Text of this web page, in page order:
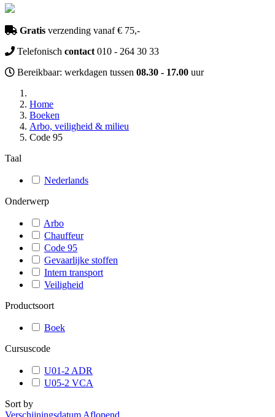
Gratis verzending vanaf € 75,-
Telefonisch contact 010 - 264 30 33
Bereikbaar: werkdagen tussen 08.30 - 17.00 uur
Home
Boeken
Arbo, veiligheid & milieu
Code 95
Taal
Nederlands
Onderwerp
Arbo
Chauffeur
Code 95
Gevaarlijke stoffen
Intern transport
Veiligheid
Productsoort
Boek
Cursuscode
U01-2 ADR
U05-2 VCA
Sort by
Verschijningsdatum Aflopend